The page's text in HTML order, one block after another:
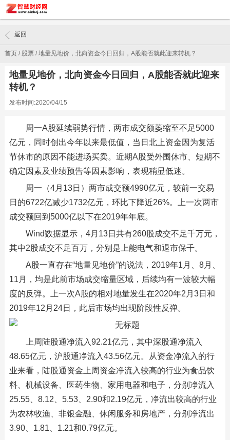
首页/ 股票/地量见地价，北向资金今日回归，A股能否就此迎来转机？
返回
地量见地价，北向资金今日回归，A股能否就此迎来
转机？
发布时间:2020/04/15
周一A股延续弱势行情，两市成交额萎缩至不足5000
亿元，同时创出今年以来最低值，当日北上资金因为复活
节休市的原因不能进场买卖。近期A股受外围休市、短期不
确定因素及业绩预告等因素影响，表现稍显低迷。
周一（4月13日）两市成交额4990亿元，较前一交易
日的6722亿减少1732亿元，环比下降近26%。上一次两市
成交额回到5000亿以下在2019年年底。
Wind数据显示，4月13日共有260股成交不足千万元，
其中2股成交不足百万，分别是上能电气和退市保千。
A股一直存在“地量见地价”的说法，2019年1月、8月、
11月，均是此前市场成交缩量区域，后续均有一波较大幅
度的反弹。上一次A股的相对地量发生在2020年2月3日和
2019年12月24日，此后市场均出现阶段性反弹。
上周陆股通净流入92.21亿元，其中深股通净流入
48.65亿元，沪股通净流入43.56亿元。从资金净流入的行
业来看，陆股通资金上周资金净流入较高的行业为食品饮
料、机械设备、医药生物、家用电器和电子，分别净流入
25.55、8.12、5.53、2.90和2.19亿元，净流出较高的行业
为农林牧渔、非银金融、休闲服务和房地产，分别净流出
3.90、1.81、1.21和0.79亿元。